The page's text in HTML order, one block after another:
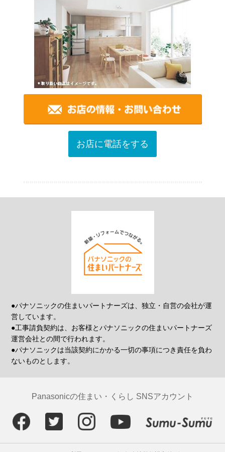
お店に電話をする
●パナソニックの住まいパートナーズは、独立・自営の会社が運
営しています。
●工事請負契約は、お客様とパナソニックの住まいパートナーズ
運営会社との間で行われます。
●パナソニックは当該契約にかかる一切の事項につき責任を負わ
ないものとします。
Panasonicの住まい・くらし SNSアカウント